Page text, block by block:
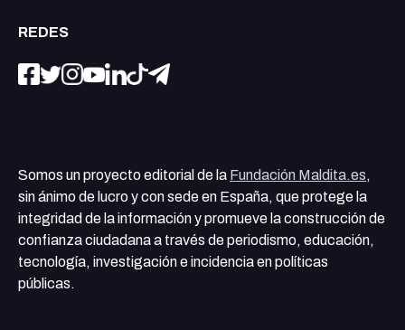
REDES
Somos un proyecto editorial de la Fundación Maldita.es,
sin ánimo de lucro y con sede en España, que protege la
integridad de la información y promueve la construcción de
confianza ciudadana a través de periodismo, educación,
tecnología, investigación e incidencia en políticas
públicas.